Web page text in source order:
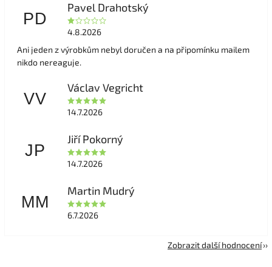
PD
Pavel Drahotský
4.8.2026
Ani jeden z výrobkům nebyl doručen a na připomínku mailem
nikdo nereaguje.
VV
Václav Vegricht
14.7.2026
JP
Jiří Pokorný
14.7.2026
MM
Martin Mudrý
6.7.2026
Zobrazit další hodnocení